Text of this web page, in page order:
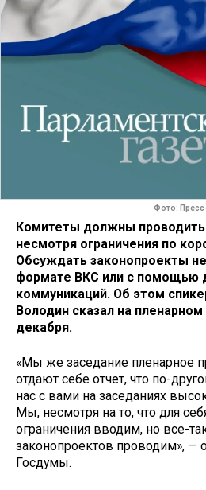
Фото:
Комитеты должны проводить
несмотря ограничения по
Обсуждать законопроекты
формате ВКС или с помощью
коммуникаций. Об этом
Володин сказал на
декабря.
«Мы же заседание пленарное
отдают себе отчет, что по-
нас с вами на заседаниях
Мы, несмотря на то, что для
ограничения вводим, но все-
законопроектов проводим», —
Госдумы.